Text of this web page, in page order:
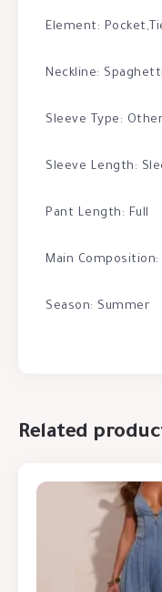
Element:
Neckline:
Sleeve Type:
Sleeve Length:
Pant Length: Full
Main
Season: Summer
Related